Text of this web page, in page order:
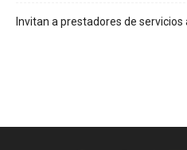
Invitan a prestadores de